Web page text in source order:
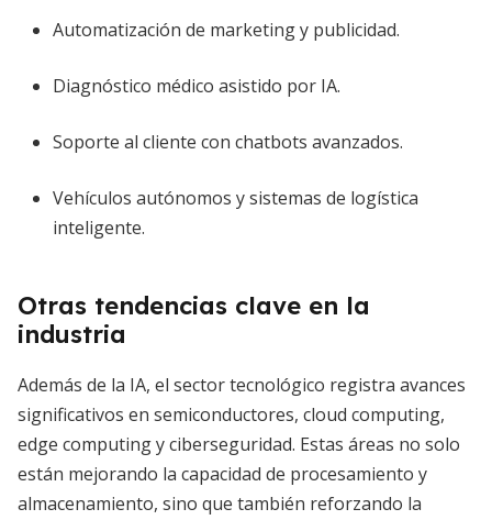
Automatización de marketing y publicidad.
Diagnóstico médico asistido por IA.
Soporte al cliente con chatbots avanzados.
Vehículos autónomos y sistemas de logística
inteligente.
Otras tendencias clave en la
industria
Además de la IA, el sector tecnológico registra avances
significativos en semiconductores, cloud computing,
edge computing y ciberseguridad. Estas áreas no solo
están mejorando la capacidad de procesamiento y
almacenamiento, sino que también reforzando la